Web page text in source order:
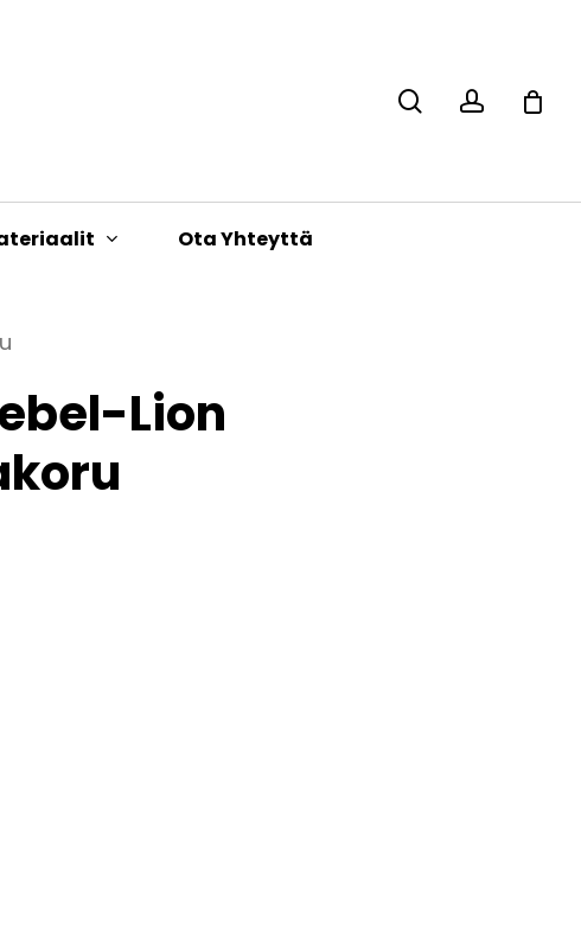
Ota Yhteyttä
Lion